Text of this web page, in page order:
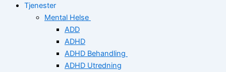
Tjenester
Mental Helse
ADD
ADHD
ADHD Behandling
ADHD Utredning